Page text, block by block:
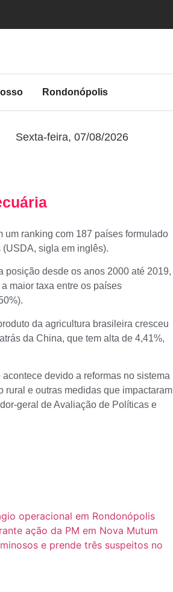
Rondonópolis
Sexta-feira, 07/08/2026
ranking com 187 países formulado
(USDA, sigla em inglês).
posição desde os anos 2000 até 2019,
maior taxa entre os países
da agricultura brasileira cresceu
da China, que tem alta de 4,41%,
devido a reformas no sistema
rural e outras medidas que impactaram
geral de Avaliação de Políticas e
operacional em Rondonópolis
ação da PM em Nova Mutum
e prende três suspeitos no